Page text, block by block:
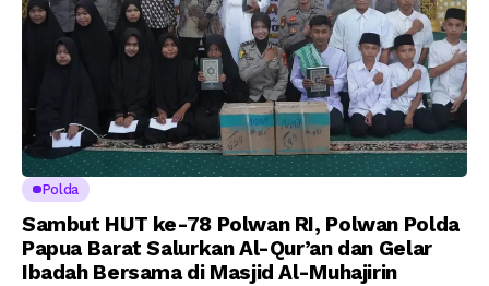
Polda
Sambut HUT ke-78 Polwan RI, Polwan Polda
Papua Barat Salurkan Al-Qur’an dan Gelar
Ibadah Bersama di Masjid Al-Muhajirin